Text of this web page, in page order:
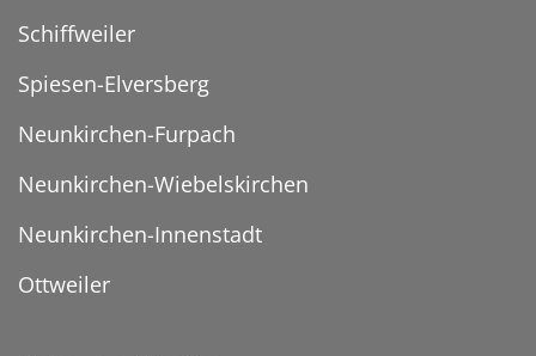
Schiffweiler
Spiesen-Elversberg
Neunkirchen-Furpach
Neunkirchen-Wiebelskirchen
Neunkirchen-Innenstadt
Ottweiler